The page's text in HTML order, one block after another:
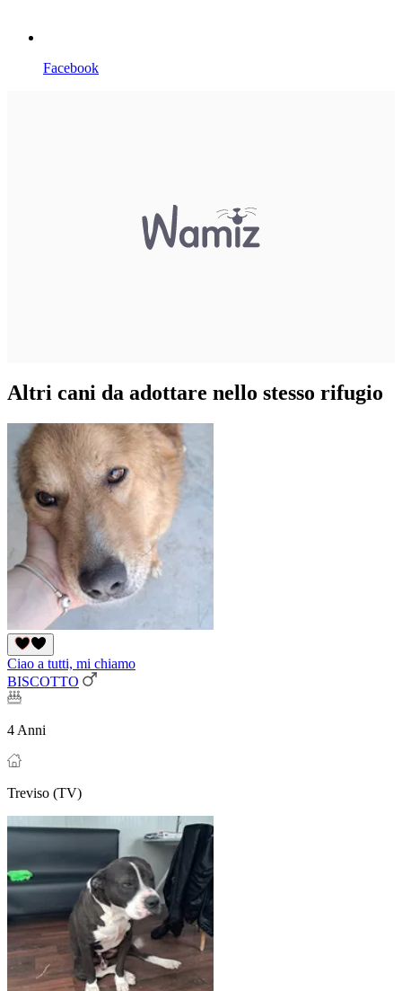
Facebook
Altri cani da adottare nello stesso rifugio
Ciao a tutti, mi chiamo
BISCOTTO
4 Anni
Treviso (TV)